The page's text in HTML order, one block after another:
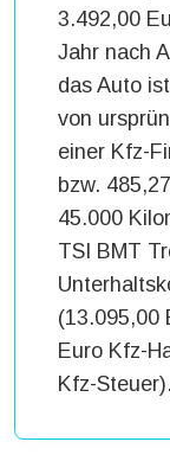
3.492,00
Jahr nach
das Auto
von
einer Kfz-
bzw.
45.000
TSI BMT
(13.095,00
Euro Kfz-
Kfz-Steuer).